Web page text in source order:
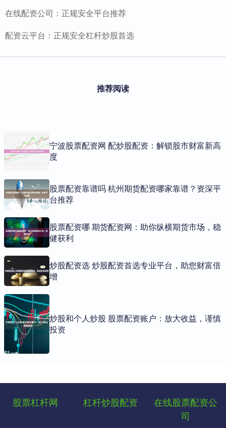
在线配资公司：正规安全平台推荐
配资云平台：正规安全杠杆炒股首选
推荐阅读
宁波股票配资网 配炒股配资：解锁股市财富新高
度
股票配资靠谱吗 杭州期货配资哪家靠谱？资深平
台推荐
股票配资哪 期货配资网：助你纵横期货市场，稳
健获利
炒股配资选 炒股配资首选专业平台，助您财富倍
增
炒股和个人炒股 股票配资账户：放大收益，谨慎
投资
股票杠杆网 杠杆炒股配资
在线股票配资公
司